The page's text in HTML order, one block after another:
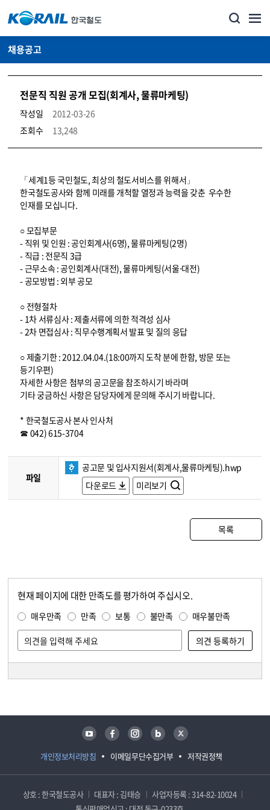
채용공고
전문직 직원 공개 모집(회계사, 물류마케팅)
작성일
2012-03-26
조회수
13,248
코레일소개_경영공시_채용공고 상세보기 – 내용, 파일, 담당자 연락처로 구성
「세계1등 국민철도, 최상의 철도서비스를 위해서」
한국철도공사와 함께 미래를 개척할 열정과 능력을 갖춘 우수한
인재를 모십니다.
○ 모집부문
- 직위 및 인원 : 공인회계사(6명), 물류마케팅(2명)
- 직급 : 전문직 3급
- 근무소속 : 공인회계사(대전), 물류마케팅(서울⋅대전)
- 공모방법 : 외부 공모
○ 전형절차
- 1차 서류심사 : 제출서류에 의한 적격성 심사
- 2차 면접심사 : 직무수행계획서 발표 및 질의 응답
○ 제출기한 : 2012.04.04.(18:00까지 도착 분에 한함, 방문 또는
등기우편)
자세한 사항은 첨부의 공고문을 참조하시기 바라며
기타 궁금하신 사항은 담당자에게 문의해 주시기 바랍니다.
* 한국철도공사 본사 인사처
☎ 042) 615-3704
파일
공고문 및 입사지원서(회계사,물류마케팅).hwp
다운로드
미리보기
목록
현재 페이지에 대한 만족도를 평가하여 주십시오.
매우만족 만족 보통 불만족 매우불만족
개인정보처리방침 이메일무단수집거부 저작권정책
유튜브 페이스북 인스타그램 블로그 트위터
상호 : 한국철도공사 대표자 : 김태승
사업자등록 : 314-82-10024